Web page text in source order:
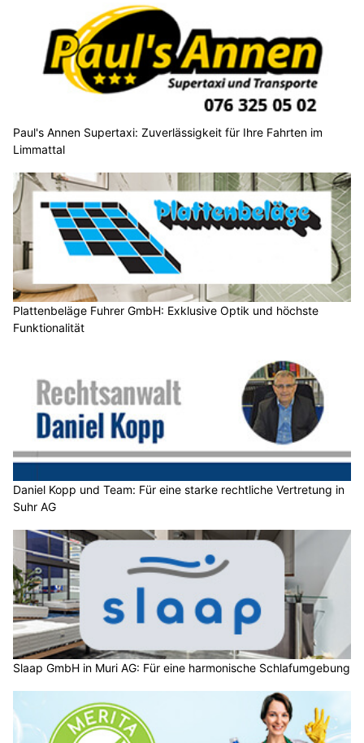
Paul's Annen Supertaxi: Zuverlässigkeit für Ihre Fahrten im
Limmattal
Plattenbeläge Fuhrer GmbH: Exklusive Optik und höchste
Funktionalität
Daniel Kopp und Team: Für eine starke rechtliche Vertretung in
Suhr AG
Slaap GmbH in Muri AG: Für eine harmonische Schlafumgebung